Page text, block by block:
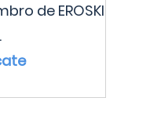
de EROSKI